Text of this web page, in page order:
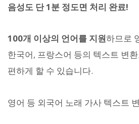
음성도 단 1분 정도면 처리 완료!
100개 이상의 언어를 지원하므로
한국어, 프랑스어 등의 텍스트 변
편하게 할 수 있습니다.
영어 등 외국어 노래 가사 텍스트